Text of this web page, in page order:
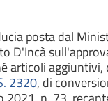
posta dal
D'Incà
articoli
2320, di